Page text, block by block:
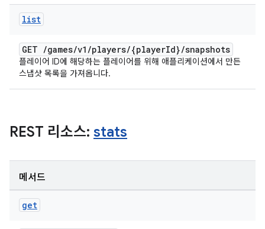
list
GET /games/v1 /players/{playerId}/snapshots
플레이어 ID에 해당하는 플레이어를 위해 애플리케이션에서 만든
스냅샷 목록을 가져옵니다.
REST 리소스: stats
메서드
get